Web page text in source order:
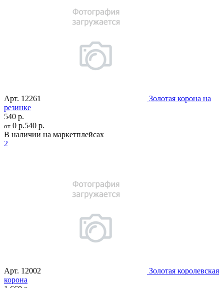
Арт. 12261
Золотая корона на
резинке
540 р.
от 0 р.540 р.
В наличии на маркетплейсах
2
Арт. 12002
Золотая королевская
корона